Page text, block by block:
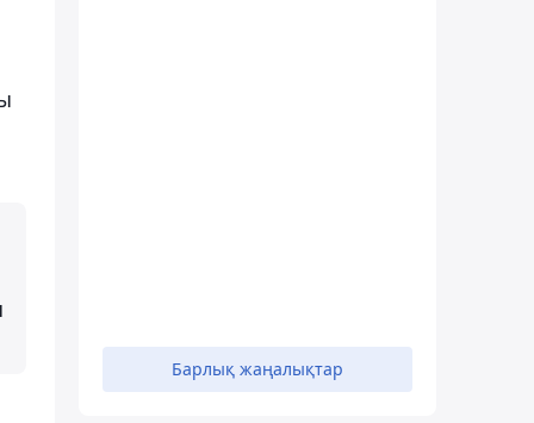
Барлық жаңалықтар